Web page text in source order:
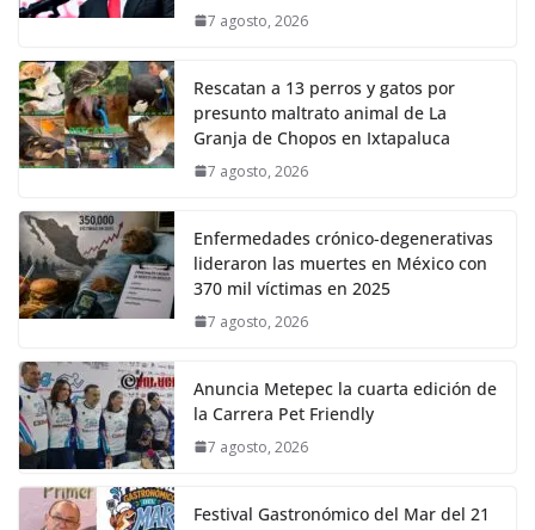
7 agosto, 2026
Rescatan a 13 perros y gatos por
presunto maltrato animal de La
Granja de Chopos en Ixtapaluca
7 agosto, 2026
Enfermedades crónico-degenerativas
lideraron las muertes en México con
370 mil víctimas en 2025
7 agosto, 2026
Anuncia Metepec la cuarta edición de
la Carrera Pet Friendly
7 agosto, 2026
Festival Gastronómico del Mar del 21